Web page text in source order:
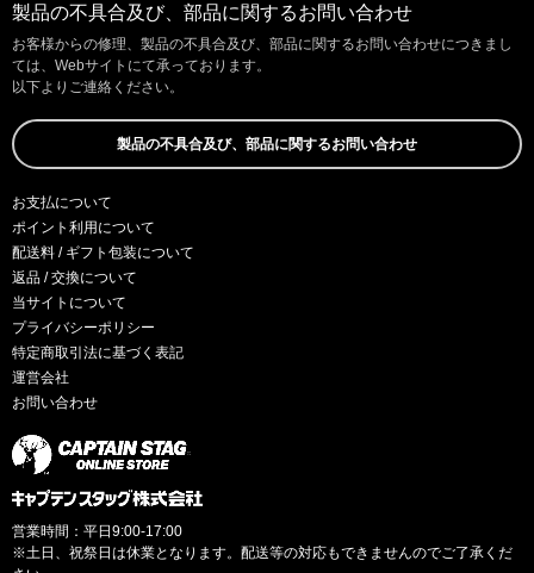
製品の不具合及び、部品に関するお問い合わせ
お客様からの修理、製品の不具合及び、部品に関するお問い合わせにつきまし
ては、Webサイトにて承っております。
以下よりご連絡ください。
製品の不具合及び、部品に関するお問い合わせ
お支払について
ポイント利用について
配送料 / ギフト包装について
返品 / 交換について
当サイトについて
プライバシーポリシー
特定商取引法に基づく表記
運営会社
お問い合わせ
営業時間：平日9:00-17:00
※土日、祝祭日は休業となります。配送等の対応もできませんのでご了承くだ